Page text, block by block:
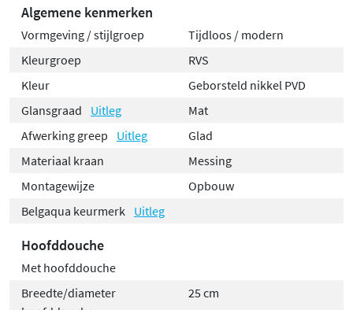
Algemene kenmerken
Vormgeving / stijlgroep
Tijdloos / modern
Kleurgroep
RVS
Kleur
Geborsteld nikkel PVD
Glansgraad
Uitleg
Mat
Afwerking greep
Uitleg
Glad
Materiaal kraan
Messing
Montagewijze
Opbouw
Belgaqua keurmerk
Uitleg
Hoofddouche
Met hoofddouche
Breedte/diameter
25 cm